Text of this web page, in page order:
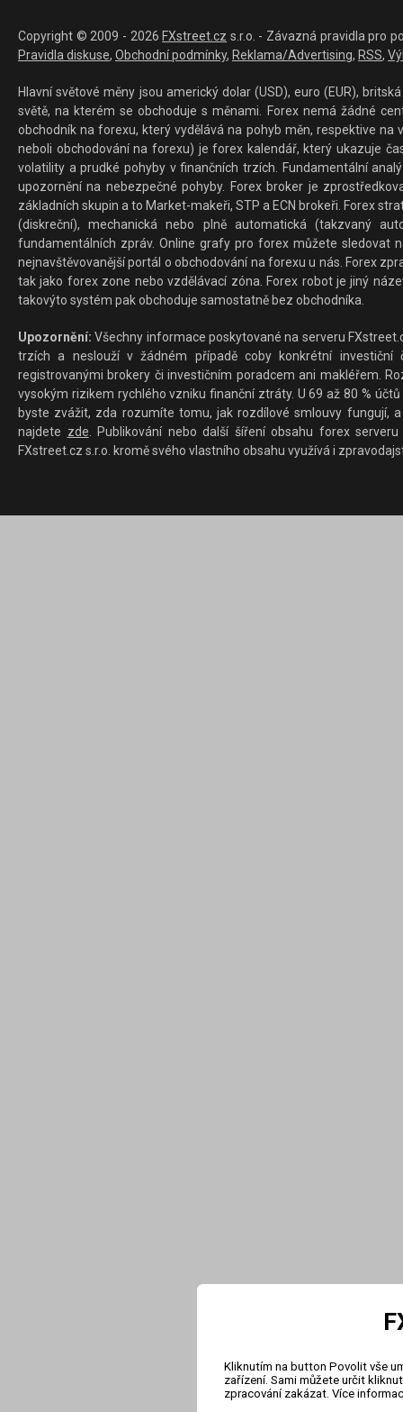
Copyright © 2009 - 2026 FXstreet.cz s.r.o. - Závazná pravidla pro
Pravidla diskuse, Obchodní podmínky, Reklama/Advertising, RSS,
Hlavní světové měny jsou americký dolar (USD), euro (EUR),
světě, na kterém se obchoduje s měnami. Forex nemá žádné
obchodník na forexu, který vydělává na pohyb měn, respektive
neboli obchodování na forexu) je forex kalendář, který ukazuje
volatility a prudké pohyby v finančních trzích. Fundamentální
upozornění na nebezpečné pohyby. Forex broker je
základních skupin a to Market-makeři, STP a ECN brokeři. Forex
(diskreční), mechanická nebo plně automatická (takzvaný
fundamentálních zpráv. Online grafy pro forex můžete sledovat
nejnavštěvovanější portál o obchodování na forexu u nás. Forex
tak jako forex zone nebo vzdělávací zóna. Forex robot je jiný
takovýto systém pak obchoduje samostatně bez obchodníka.
Upozornění: Všechny informace poskytované na serveru
trzích a neslouží v žádném případě coby konkrétní investiční
registrovanými brokery či investičním poradcem ani makléřem.
vysokým rizikem rychlého vzniku finanční ztráty. U 69 až 80 %
byste zvážit, zda rozumíte tomu, jak rozdílové smlouvy fungují,
najdete zde. Publikování nebo další šíření obsahu forex
FXstreet.cz s.r.o. kromě svého vlastního obsahu využívá i
Kliknutím na button Povolit vše
zařízení. Sami můžete určit
zpracování zakázat. Více